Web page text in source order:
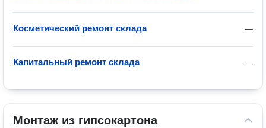
—
Косметический ремонт склада
—
Капитальный ремонт склада
Монтаж из гипсокартона